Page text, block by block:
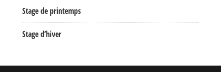
Stage de printemps
Stage d’hiver